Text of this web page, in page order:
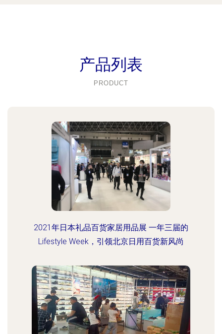
产品列表
PRODUCT
2021年日本礼品百货家居用品展 一年三届的
Lifestyle Week，引领北京日用百货新风尚